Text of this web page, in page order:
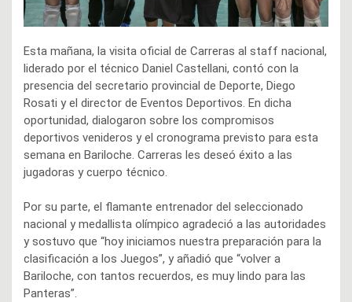
Esta mañana, la visita oficial de Carreras al staff nacional,
liderado por el técnico Daniel Castellani, contó con la
presencia del secretario provincial de Deporte, Diego
Rosati y el director de Eventos Deportivos. En dicha
oportunidad, dialogaron sobre los compromisos
deportivos venideros y el cronograma previsto para esta
semana en Bariloche. Carreras les deseó éxito a las
jugadoras y cuerpo técnico.
Por su parte, el flamante entrenador del seleccionado
nacional y medallista olímpico agradeció a las autoridades
y sostuvo que “hoy iniciamos nuestra preparación para la
clasificación a los Juegos”, y añadió que “volver a
Bariloche, con tantos recuerdos, es muy lindo para las
Panteras”.